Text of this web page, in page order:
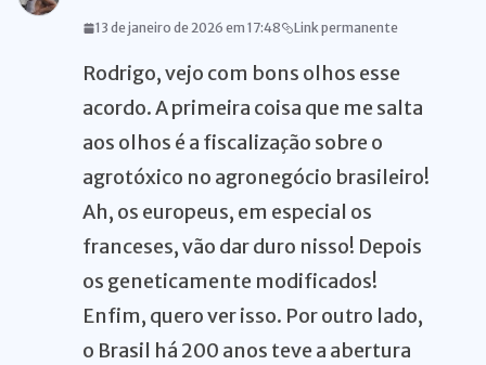
13 de janeiro de 2026 em 17:48 Link permanente
Rodrigo, vejo com bons olhos esse
acordo. A primeira coisa que me salta
aos olhos é a fiscalização sobre o
agrotóxico no agronegócio brasileiro!
Ah, os europeus, em especial os
franceses, vão dar duro nisso! Depois
os geneticamente modificados!
Enfim, quero ver isso. Por outro lado,
o Brasil há 200 anos teve a abertura